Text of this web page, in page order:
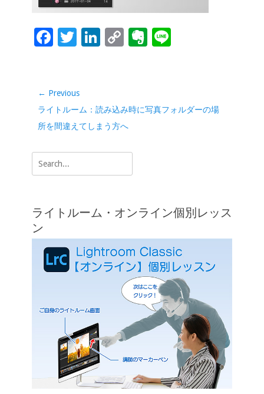
k
k
F
b
o
o
k
T
er
Li
dI
n
C
Li
n
k
Ev
e
投
稿
ナ
ゲ
ー
ン
← Previous
Previous
post:
ライトルーム：読み込み時に写真フォルダーの場
所を間違えてしまう方へ
Search
for:
ライトルーム・オンライン個別レッス
ン